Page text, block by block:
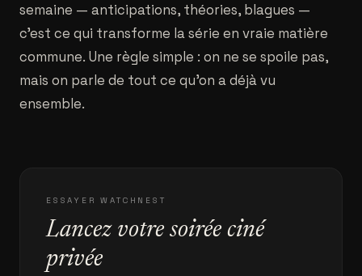
semaine — anticipations, théories, blagues —
c'est ce qui transforme la série en vraie matière
commune. Une règle simple : on ne se spoile pas,
mais on parle de tout ce qu'on a déjà vu
ensemble.
ESSAYER WATCHNEST
Lancez votre soirée ciné
privée